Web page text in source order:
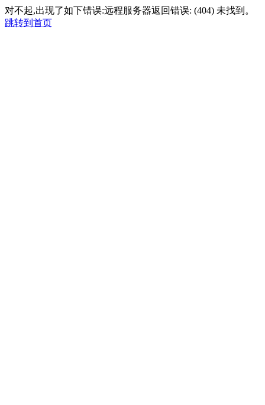
对不起,出现了如下错误:远程服务器返回错误: (404) 未找到。
跳转到首页